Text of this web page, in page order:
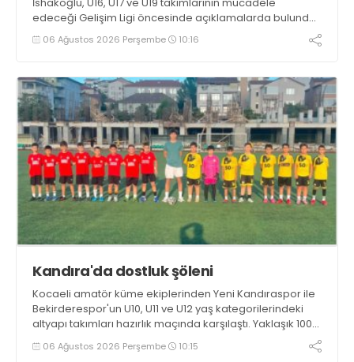
edeceği Gelişim Ligi öncesinde açıklamalarda bulundu.
Genç oyuncuların gelişimine dikkat çeken İshakoğlu,
hedeflerinin sadece sonuç almak değil, Türk futboluna
06 Ağustos 2026 Perşembe 10:16
Kandıra'da dostluk şöleni
Kocaeli amatör küme ekiplerinden Yeni Kandıraspor ile
Bekirderespor'un U10, U11 ve U12 yaş kategorilerindeki
altyapı takımları hazırlık maçında karşılaştı. Yaklaşık 100
genç futbolcunun ter döktüğü maçların ardından
sporculara Kandıra'nın yöresel lezzeti mancarlı pide ve
06 Ağustos 2026 Perşembe 10:15